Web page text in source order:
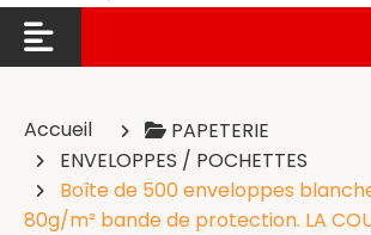
Accueil
PAPETERIE
ENVELOPPES / POCHETTES
Boîte de 500 enveloppes
80g/m² bande de protection. LA